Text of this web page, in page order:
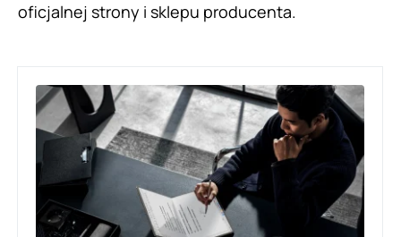
oficjalnej strony i sklepu producenta.